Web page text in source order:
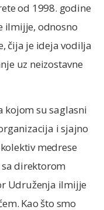
od 1998. godine
ilmijje, odnosno
čija je ideja vodilja
uz neizostavne
kojom su saglasni
i sjajno
medrese
sa direktorom
Udruženja ilmijje
Kao što smo